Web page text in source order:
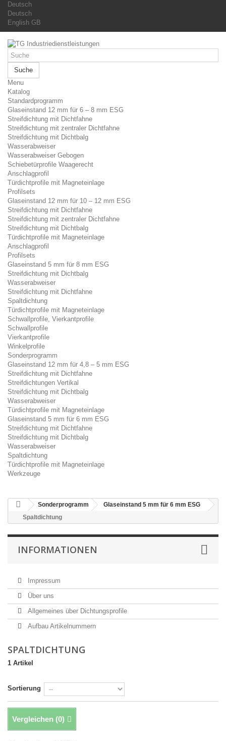
Deutsch
Deutsch
English GB
Suche
Menu
Katalog
Standardprogramm
Glaseinstand 12 mm für 6 – 8 mm ESG
Streifdichtung mit Dichtfahne
Streifdichtung mit zentraler Dichtfahne
Streifdichtung mit Dichtbalg
Wasserabweiser
Wasserabweiser Gebogen
Schiebetürprofile Waagerecht
Anschlagprofil
Türdichtprofile mit Magneteinlage
Profilsets
Glaseinstand 12 mm für 10 – 12 mm ESG
Streifdichtung mit Dichtfahne
Streifdichtung mit zentraler Dichtfahne
Streifdichtung mit Dichtbalg
Türdichtprofile mit Magneteinlage
Anschlagprofil
Profilsets
Glaseinstand 5 mm für 8 mm ESG
Streifdichtung mit Dichtbalg
Wasserabweiser
Streifdichtung mit Dichtfahne
Spaltdichtung
Türdichtprofile mit Magneteinlage
Schwallprofile, Vierkantprofile
Schwallprofile
Vierkantprofile
Winkelprofile
Sonderprogramm
Glaseinstand 12 mm für 4,8 – 5 mm ESG
Streifdichtung mit Dichtfahne
Streifdichtungen Vertikal
Streifdichtung mit Dichtbalg
Wasserabweiser
Türdichtprofile mit Magneteinlage
Glaseinstand 5 mm für 6 mm ESG
Streifdichtung mit Dichtfahne
Streifdichtung mit Dichtbalg
Wasserabweiser
Spaltdichtung
Türdichtprofile mit Magneteinlage
Werkzeuge
Sonderprogramm
Glaseinstand 5 mm für 6 mm ESG
Spaltdichtung
INFORMATIONEN
Impressum
Über uns
Allgemeines über Dichtungsprofile
Aufbau Artikelnummern
SPALTDICHTUNG
1 Artikel
Sortierung
Vergleichen (0)